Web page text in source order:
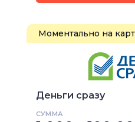
Моментально на
Деньги сразу
СУММА